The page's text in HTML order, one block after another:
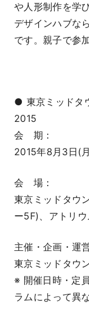
や人形制作を学
デザインハブな
です。親子で参
● 東京ミッドタ
2015
会 期：
2015年8月3日(
会 場：
東京ミッドタウ
ー5F)、アトリ
主催・企画・運
東京ミッドタウ
※ 開催日時・定
ラムによって異